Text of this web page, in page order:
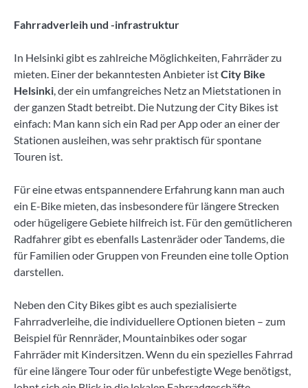
Fahrradverleih und -infrastruktur
In Helsinki gibt es zahlreiche Möglichkeiten, Fahrräder zu
mieten. Einer der bekanntesten Anbieter istCity Bike
Helsinki, der ein umfangreiches Netz an Mietstationen in
der ganzen Stadt betreibt. Die Nutzung der City Bikes ist
einfach: Man kann sich ein Rad per App oder an einer der
Stationen ausleihen, was sehr praktisch für spontane
Touren ist.
Für eine etwas entspannendere Erfahrung kann man auch
ein E-Bike mieten, das insbesondere für längere Strecken
oder hügeligere Gebiete hilfreich ist. Für den gemütlicheren
Radfahrer gibt es ebenfalls Lastenräder oder Tandems, die
für Familien oder Gruppen von Freunden eine tolle Option
darstellen.
Neben den City Bikes gibt es auch spezialisierte
Fahrradverleihe, die individuellere Optionen bieten – zum
Beispiel für Rennräder, Mountainbikes oder sogar
Fahrräder mit Kindersitzen. Wenn du ein spezielles Fahrrad
für eine längere Tour oder für unbefestigte Wege benötigst,